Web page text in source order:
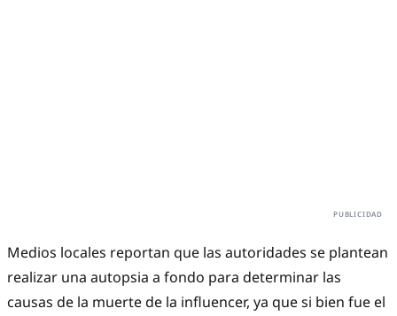
Medios locales reportan que las autoridades se plantean
realizar una autopsia a fondo para determinar las
causas de la muerte de la influencer, ya que si bien fue el